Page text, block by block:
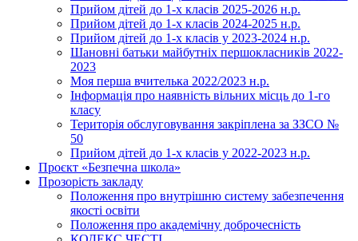
Прийом дітей до 1-х класів 2025-2026 н.р.
Прийом дітей до 1-х класів 2024-2025 н.р.
Прийом дітей до 1-х класів у 2023-2024 н.р.
Шановні батьки майбутніх першокласників 2022-
2023
Моя перша вчителька 2022/2023 н.р.
Інформація про наявність вільних місць до 1-го
класу
Територія обслуговування закріплена за ЗЗСО №
50
Прийом дітей до 1-х класів у 2022-2023 н.р.
Проєкт «Безпечна школа»
Прозорість закладу
Положення про внутрішню систему забезпечення
якості освіти
Положення про академічну доброчесність